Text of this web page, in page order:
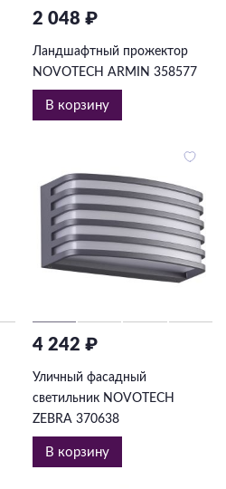
2 048 ₽
Ландшафтный прожектор
NOVOTECH ARMIN 358577
В корзину
4 242 ₽
Уличный фасадный
светильник NOVOTECH
ZEBRA 370638
В корзину